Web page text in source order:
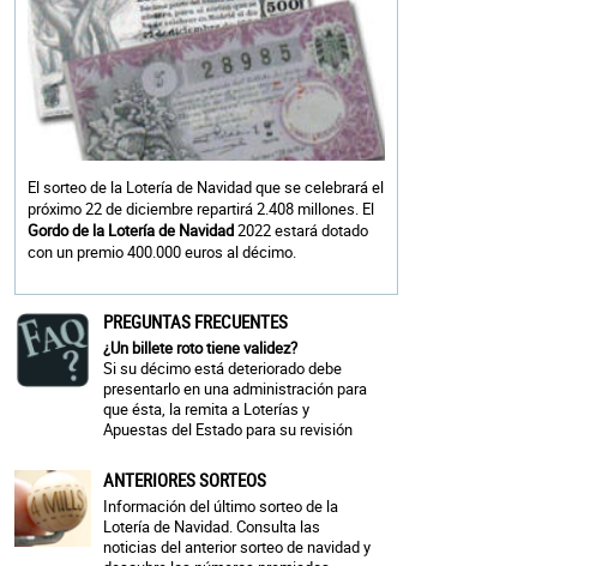
El sorteo de la Lotería de Navidad que se celebrará el
próximo 22 de diciembre repartirá 2.408 millones. El
Gordo de la Lotería de Navidad2022 estará dotado
con un premio 400.000 euros al décimo.
PREGUNTAS FRECUENTES
¿Un billete roto tiene validez?
Si su décimo está deteriorado debe
presentarlo en una administración para
que ésta, la remita a Loterías y
Apuestas del Estado para su revisión
ANTERIORES SORTEOS
Información del último sorteo de la
Lotería de Navidad. Consulta las
noticias del anterior sorteo de navidad y